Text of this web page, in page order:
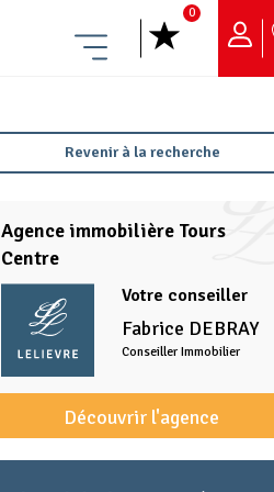
0
Revenir à la recherche
Agence immobilière Tours
Centre
Votre conseiller
Fabrice DEBRAY
Conseiller Immobilier
Découvrir l'agence